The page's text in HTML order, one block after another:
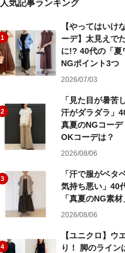
人気記事ランキング
1
【やってはいけ
ーデ】太見えで
に!? 40代の「夏
NGポイント3つ
2026/07/03
2
「見た目が暑苦
汗がダラダラ」
真夏のNGコーデ
OKコーデは？
2026/08/06
3
「汗で服がベタ
気持ち悪い」40
「真夏のNG素
2026/08/06
4
【ユニクロ】ウ
り！ 脚のライン